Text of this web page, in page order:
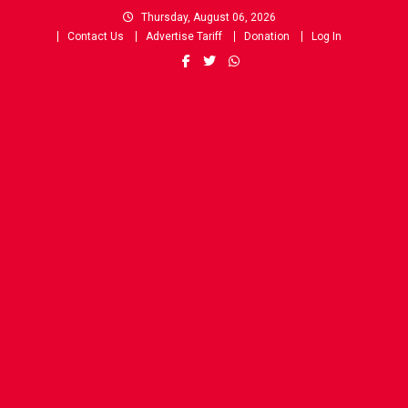
Thursday, August 06, 2026
Contact Us
Advertise Tariff Donation Log In